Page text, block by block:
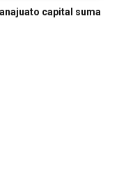
capital suma